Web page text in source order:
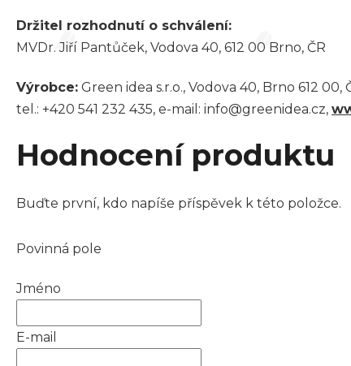
Držitel rozhodnutí o schválení:
MVDr. Jiří Pantůček, Vodova 40, 612 00 Brno, ČR
Výrobce: Green idea s.r.o., Vodova 40, Brno 612 00,
tel.: +420 541 232 435, e-mail: info@greenidea.cz,
Hodnocení produktu
Buďte první, kdo napíše příspěvek k této položce.
Povinná pole
Jméno
E-mail